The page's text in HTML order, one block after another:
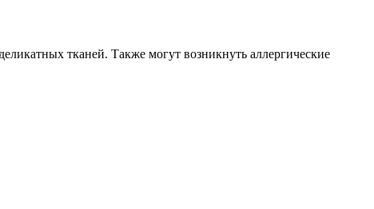
тканей. Также могут возникнуть аллергические